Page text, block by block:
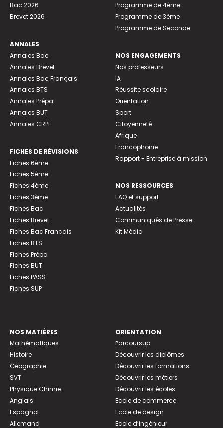
Bac 2026
Brevet 2026
ANNALES
Annales Bac
Annales Brevet
Annales Bac Français
Annales BTS
Annales Prépa
Annales BUT
Annales CRPE
FICHES DE RÉVISIONS
Fiches 6ème
Fiches 5ème
Fiches 4ème
Fiches 3ème
Fiches Bac
Fiches Brevet
Fiches Bac Français
Fiches BTS
Fiches Prépa
Fiches BUT
Fiches PASS
Fiches SUP
Programme de 4ème
Programme de 3ème
Programme de Seconde
NOS ENGAGEMENTS
Nos professeurs
IA
Réussite scolaire
Orientation
Sport
Citoyenneté
Afrique
Francophonie
Rapport - Entreprise à mission
NOS RESSOURCES
FAQ et support
Actualités
Communiqués de Presse
Kit Média
NOS MATIÈRES
Mathématiques
Histoire
Géographie
SVT
Physique Chimie
Anglais
Espagnol
Allemand
ORIENTATION
Parcoursup
Découvrir les diplômes
Découvrir les formations
Découvrir les métiers
Découvrir les écoles
Ecole de commerce
Ecole de design
Ecole d’ingénieur